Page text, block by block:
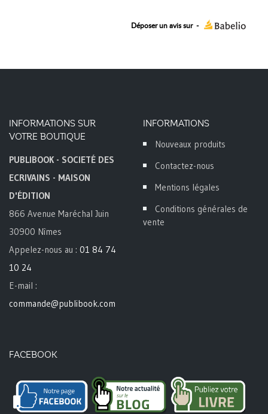
Déposer un avis sur -
INFORMATIONS SUR
VOTRE BOUTIQUE
PUBLIBOOK - SOCIETÉ DES
ECRIVAINS - MAISON
D'ÉDITION
866 Avenue Maréchal Juin
30900 Nîmes
Appelez-nous au : 01 84 74
10 24
E-mail :
commande@publibook.com
INFORMATIONS
Nouveaux produits
Contactez-nous
Mentions légales
Conditions générales de
vente
FACEBOOK